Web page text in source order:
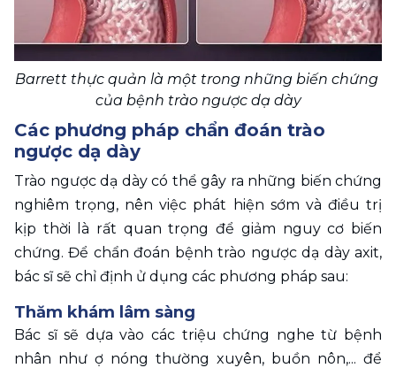
Barrett thực quản là một trong những biến chứng
của bệnh trào ngược dạ dày
Các phương pháp chẩn đoán trào
ngược dạ dày
Trào ngược dạ dày có thể gây ra những biến chứng
nghiêm trọng, nên việc phát hiện sớm và điều trị
kịp thời là rất quan trọng để giảm nguy cơ biến
chứng. Để chẩn đoán bệnh trào ngược dạ dày axit,
bác sĩ sẽ chỉ định ử dụng các phương pháp sau:
Thăm khám lâm sàng
Bác sĩ sẽ dựa vào các triệu chứng nghe từ bệnh
nhân như ợ nóng thường xuyên, buồn nôn,... để